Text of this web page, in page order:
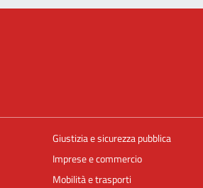
Giustizia e sicurezza pubblica
Imprese e commercio
Mobilità e trasporti